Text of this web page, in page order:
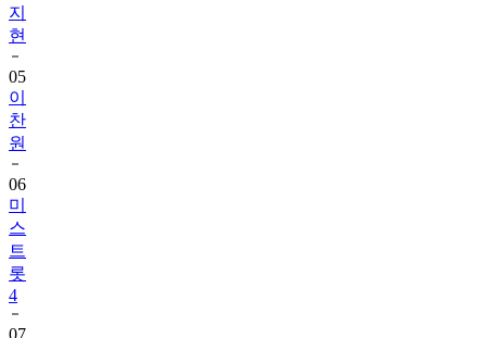
지
현
05
이
찬
원
06
미
스
트
롯
4
07